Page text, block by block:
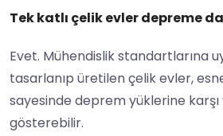
Tek katlı çelik evler depreme
Evet. Mühendislik standartlarına
tasarlanıp üretilen çelik evler,
sayesinde deprem yüklerine karşı
gösterebilir.